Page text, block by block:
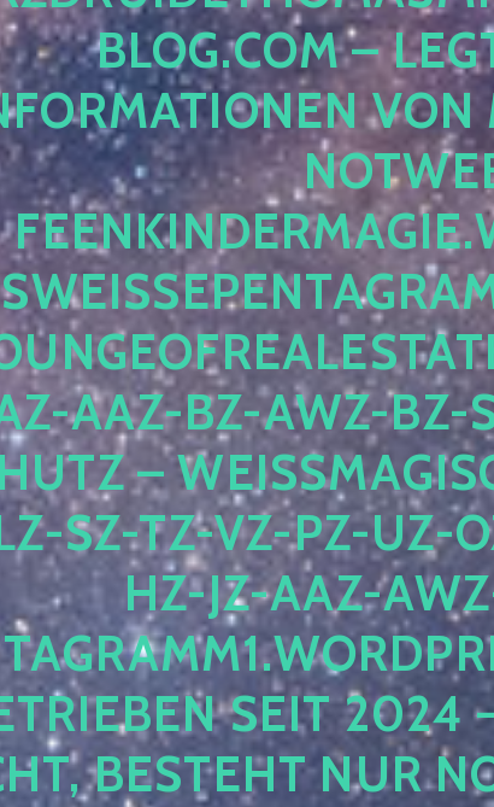
LOG.COM –
VON
AAZ-BZ-AWZ-BZ-
–
TZ-VZ-PZ-UZ-
-JZ-AAZ-AWZ-
SEIT 2024 –
BESTEHT NUR